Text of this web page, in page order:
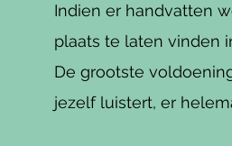
Indien er handvatten
plaats te laten vinden
De grootste
jezelf luistert, er